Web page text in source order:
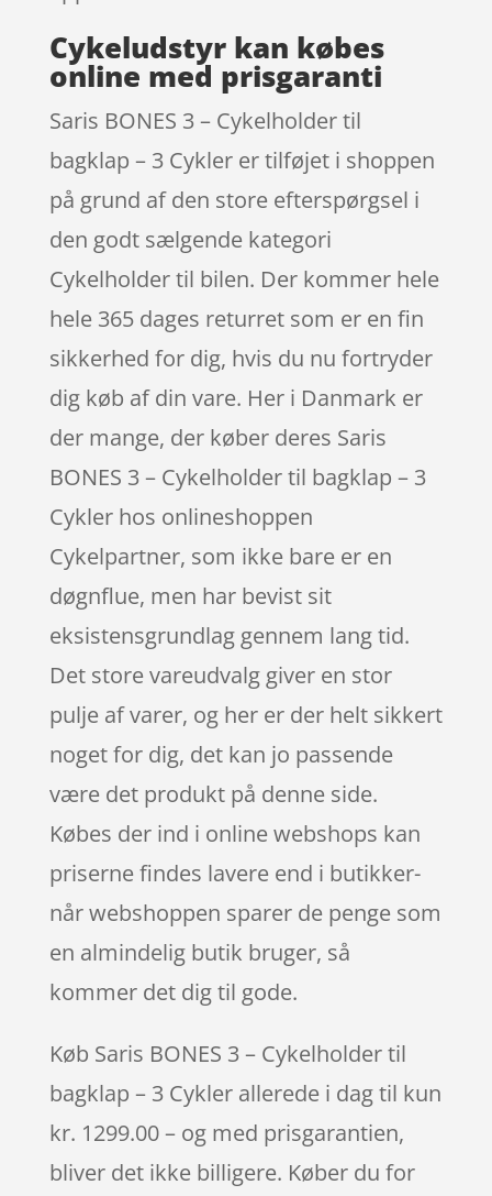
Cykeludstyr kan købes
online med prisgaranti
Saris BONES 3 – Cykelholder til
bagklap – 3 Cykler er tilføjet i shoppen
på grund af den store efterspørgsel i
den godt sælgende kategori
Cykelholder til bilen. Der kommer hele
hele 365 dages returret som er en fin
sikkerhed for dig, hvis du nu fortryder
dig køb af din vare. Her i Danmark er
der mange, der køber deres Saris
BONES 3 – Cykelholder til bagklap – 3
Cykler hos onlineshoppen
Cykelpartner, som ikke bare er en
døgnflue, men har bevist sit
eksistensgrundlag gennem lang tid.
Det store vareudvalg giver en stor
pulje af varer, og her er der helt sikkert
noget for dig, det kan jo passende
være det produkt på denne side.
Købes der ind i online webshops kan
priserne findes lavere end i butikker-
når webshoppen sparer de penge som
en almindelig butik bruger, så
kommer det dig til gode.
Køb Saris BONES 3 – Cykelholder til
bagklap – 3 Cykler allerede i dag til kun
kr. 1299.00 – og med prisgarantien,
bliver det ikke billigere. Køber du for